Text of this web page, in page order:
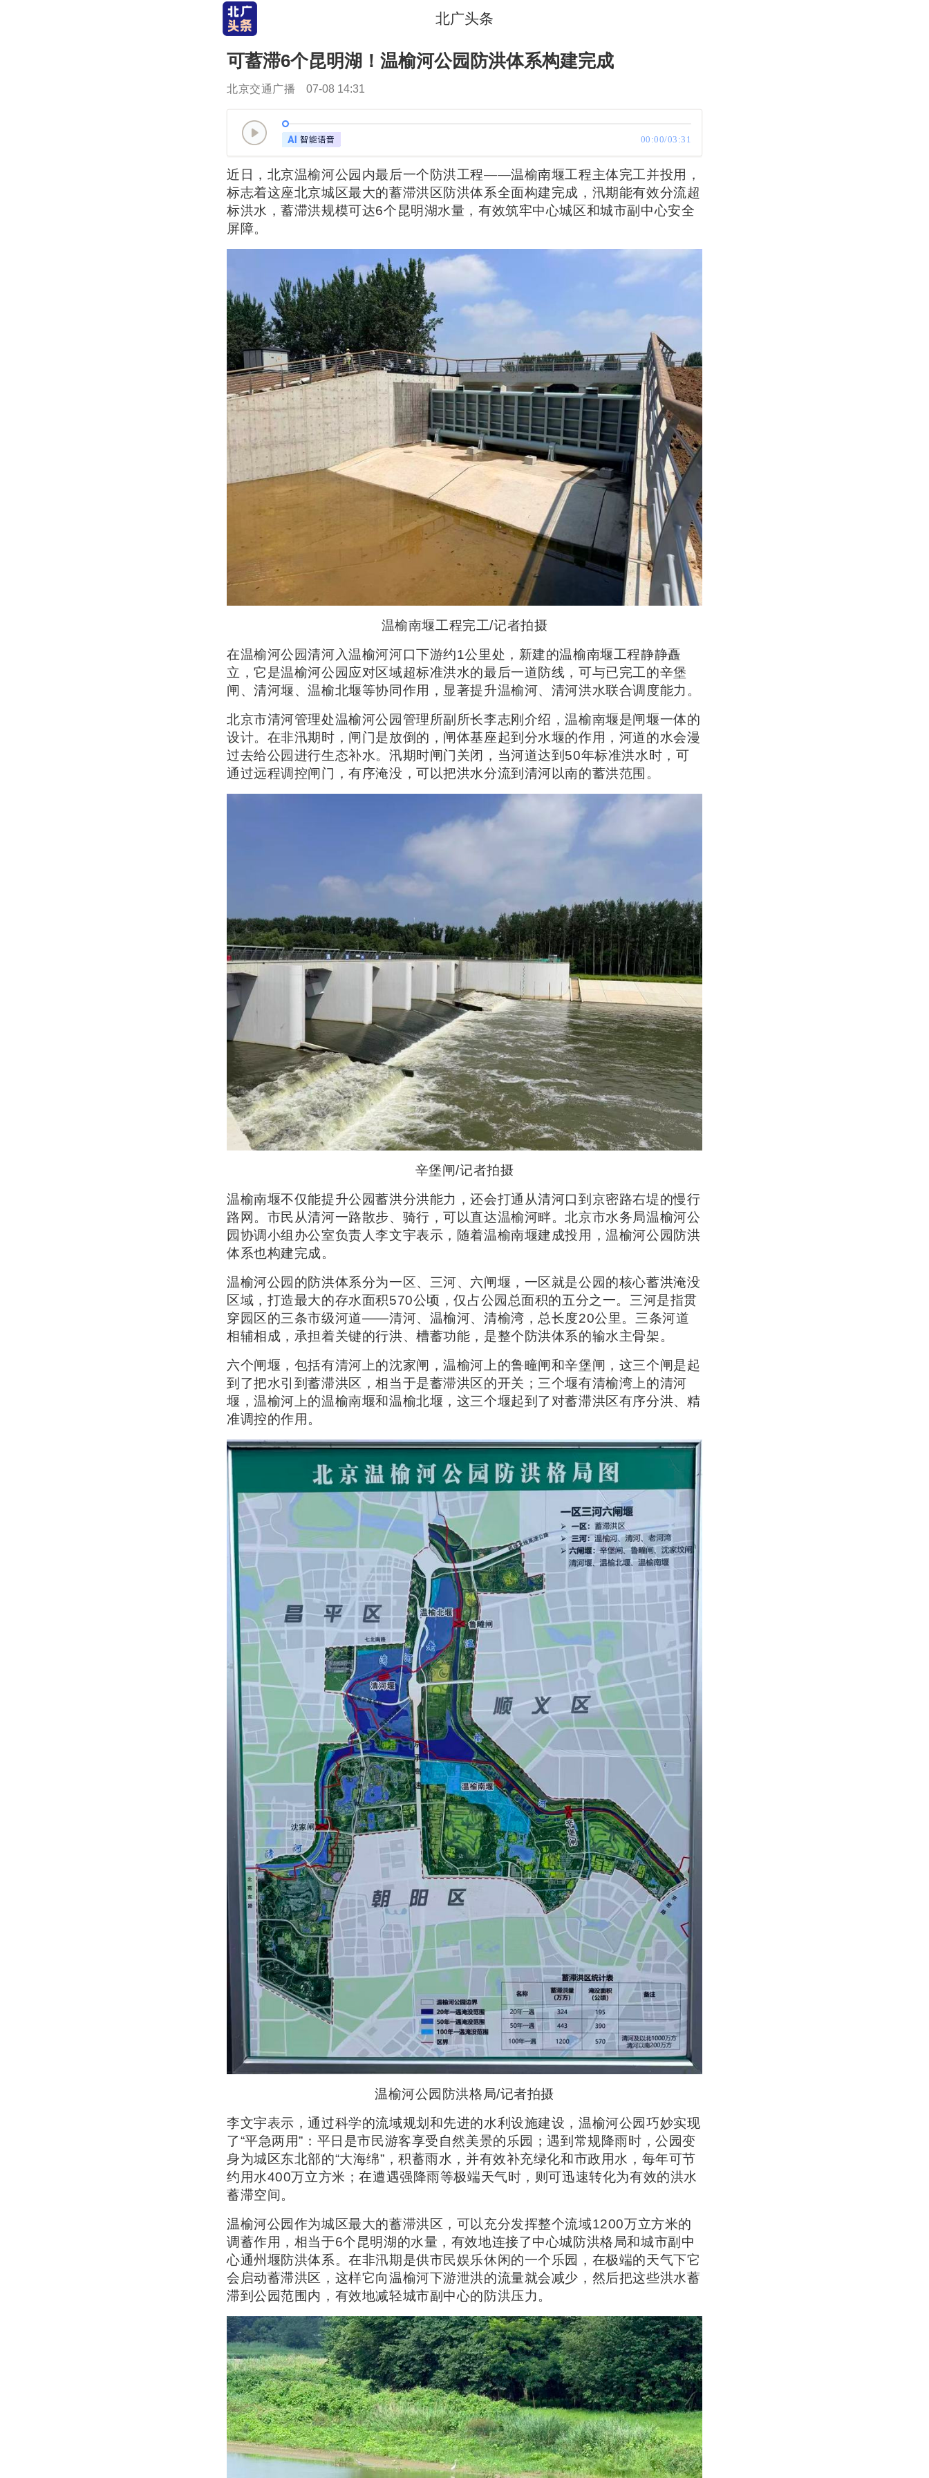
北广头条
可蓄滞6个昆明湖！温榆河公园防洪体系构建完成
北京交通广播 07-08 14:31
00:00/03:31
近日，北京温榆河公园内最后一个防洪工程——温榆南堰工程主体完工并投用，
标志着这座北京城区最大的蓄滞洪区防洪体系全面构建完成，汛期能有效分流超
标洪水，蓄滞洪规模可达6个昆明湖水量，有效筑牢中心城区和城市副中心安全
屏障。
温榆南堰工程完工/记者拍摄
在温榆河公园清河入温榆河河口下游约1公里处，新建的温榆南堰工程静静矗
立，它是温榆河公园应对区域超标准洪水的最后一道防线，可与已完工的辛堡
闸、清河堰、温榆北堰等协同作用，显著提升温榆河、清河洪水联合调度能力。
北京市清河管理处温榆河公园管理所副所长李志刚介绍，温榆南堰是闸堰一体的
设计。在非汛期时，闸门是放倒的，闸体基座起到分水堰的作用，河道的水会漫
过去给公园进行生态补水。汛期时闸门关闭，当河道达到50年标准洪水时，可
通过远程调控闸门，有序淹没，可以把洪水分流到清河以南的蓄洪范围。
辛堡闸/记者拍摄
温榆南堰不仅能提升公园蓄洪分洪能力，还会打通从清河口到京密路右堤的慢行
路网。市民从清河一路散步、骑行，可以直达温榆河畔。北京市水务局温榆河公
园协调小组办公室负责人李文宇表示，随着温榆南堰建成投用，温榆河公园防洪
体系也构建完成。
温榆河公园的防洪体系分为一区、三河、六闸堰，一区就是公园的核心蓄洪淹没
区域，打造最大的存水面积570公顷，仅占公园总面积的五分之一。三河是指贯
穿园区的三条市级河道——清河、温榆河、清榆湾，总长度20公里。三条河道
相辅相成，承担着关键的行洪、槽蓄功能，是整个防洪体系的输水主骨架。
六个闸堰，包括有清河上的沈家闸，温榆河上的鲁疃闸和辛堡闸，这三个闸是起
到了把水引到蓄滞洪区，相当于是蓄滞洪区的开关；三个堰有清榆湾上的清河
堰，温榆河上的温榆南堰和温榆北堰，这三个堰起到了对蓄滞洪区有序分洪、精
准调控的作用。
温榆河公园防洪格局/记者拍摄
李文宇表示，通过科学的流域规划和先进的水利设施建设，温榆河公园巧妙实现
了“平急两用”：平日是市民游客享受自然美景的乐园；遇到常规降雨时，公园变
身为城区东北部的“大海绵”，积蓄雨水，并有效补充绿化和市政用水，每年可节
约用水400万立方米；在遭遇强降雨等极端天气时，则可迅速转化为有效的洪水
蓄滞空间。
温榆河公园作为城区最大的蓄滞洪区，可以充分发挥整个流域1200万立方米的
调蓄作用，相当于6个昆明湖的水量，有效地连接了中心城防洪格局和城市副中
心通州堰防洪体系。在非汛期是供市民娱乐休闲的一个乐园，在极端的天气下它
会启动蓄滞洪区，这样它向温榆河下游泄洪的流量就会减少，然后把这些洪水蓄
滞到公园范围内，有效地减轻城市副中心的防洪压力。